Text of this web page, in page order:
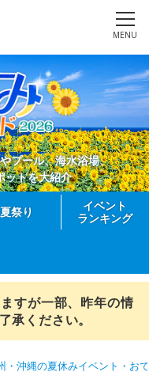
MENU
プール、海水浴場、
ットを大紹介
夏祭り
イベント
ランキング
すが一部、昨年の情
承ください。
・沖縄の夏休みイベント・お